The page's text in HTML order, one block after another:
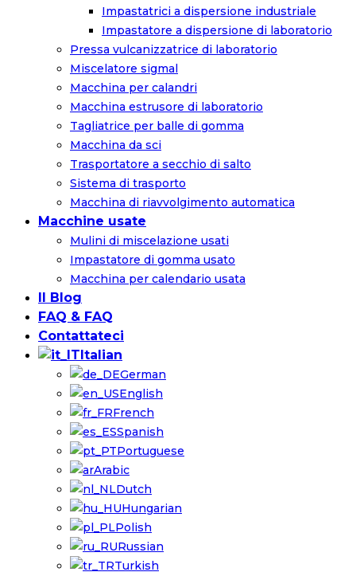
Impastatrici a dispersione industriale
Impastatore a dispersione di laboratorio
Pressa vulcanizzatrice di laboratorio
Miscelatore sigmal
Macchina per calandri
Macchina estrusore di laboratorio
Tagliatrice per balle di gomma
Macchina da sci
Trasportatore a secchio di salto
Sistema di trasporto
Macchina di riavvolgimento automatica
Macchine usate
Mulini di miscelazione usati
Impastatore di gomma usato
Macchina per calendario usata
Il Blog
FAQ & FAQ
Contattateci
Italian
German
English
French
Spanish
Portuguese
Arabic
Dutch
Hungarian
Polish
Russian
Turkish